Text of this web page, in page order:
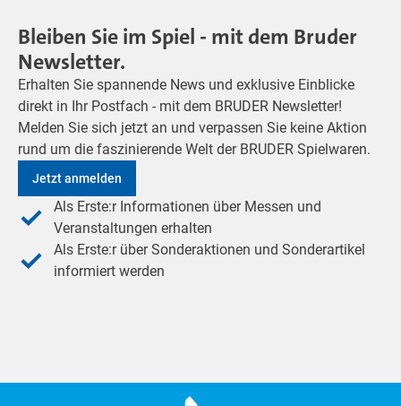
Bleiben Sie im Spiel - mit dem Bruder
Newsletter.
Erhalten Sie spannende News und exklusive Einblicke
direkt in Ihr Postfach - mit dem BRUDER Newsletter!
Melden Sie sich jetzt an und verpassen Sie keine Aktion
rund um die faszinierende Welt der BRUDER Spielwaren.
Jetzt anmelden
Als Erste:r Informationen über Messen und
Veranstaltungen erhalten
Als Erste:r über Sonderaktionen und Sonderartikel
informiert werden